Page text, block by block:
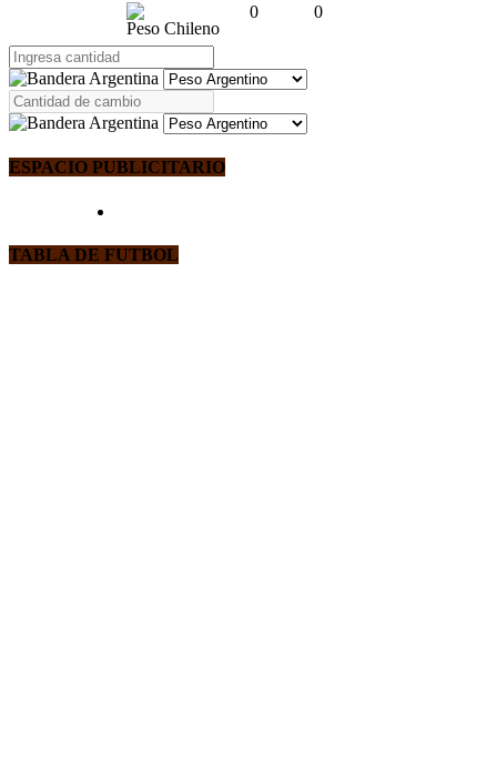
Peso Chileno
0 0
ESPACIO PUBLICITARIO
TABLA DE FUTBOL